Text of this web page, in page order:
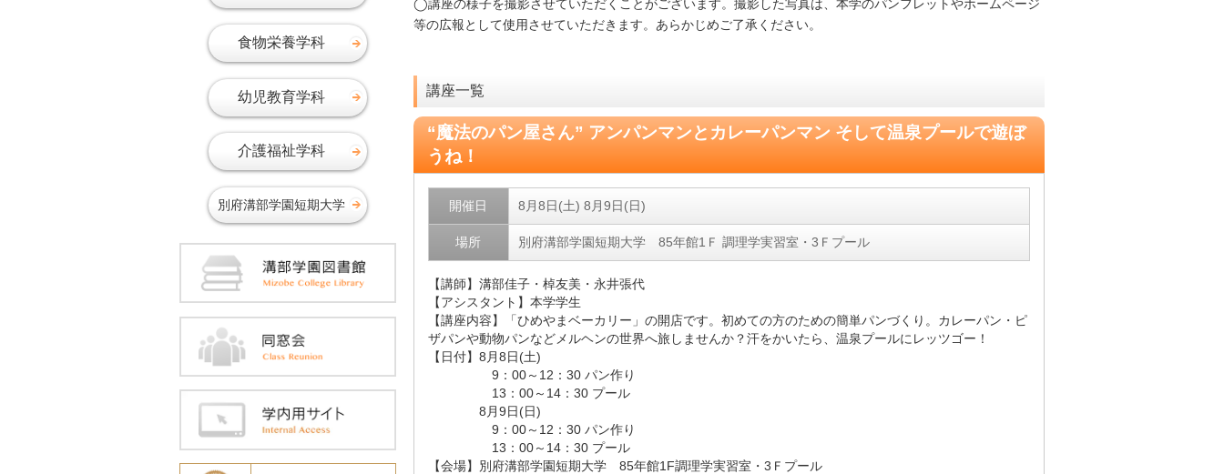
◯講座の様子を撮影させていただくことがございます。撮影した写真は、本学のパンフレットやホームページ
等の広報として使用させていただきます。あらかじめご了承ください。
講座一覧
“魔法のパン屋さん” アンパンマンとカレーパンマン そして温泉プールで遊ぼ
うね！
開催日 8月8日(土) 8月9日(日)
場所 別府溝部学園短期大学 85年館1Ｆ 調理学実習室・3Ｆプール
【講師】溝部佳子・棹友美・永井張代
【アシスタント】本学学生
【講座内容】「ひめやまベーカリー」の開店です。初めての方のための簡単パンづくり。カレーパン・ピ
ザパンや動物パンなどメルヘンの世界へ旅しませんか？汗をかいたら、温泉プールにレッツゴー！
【日付】8月8日(土)
9：00～12：30 パン作り
13：00～14：30 プール
8月9日(日)
9：00～12：30 パン作り
13：00～14：30 プール
【会場】別府溝部学園短期大学 85年館1F調理学実習室・3Ｆプール
食物栄養学科
幼児教育学科
介護福祉学科
別府溝部学園短期大学